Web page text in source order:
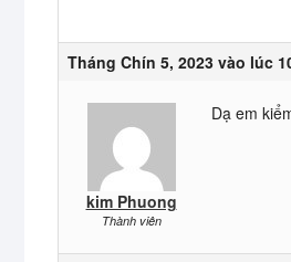
Tháng Chín 5, 2023 vào lúc
kim Phuong
Thành viên
Dạ em